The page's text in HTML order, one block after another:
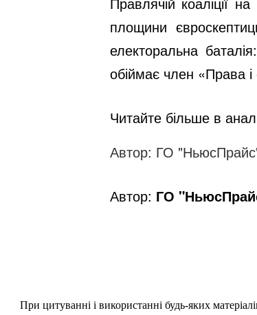
площини
електоральна
обіймає член «Права
Читайте більше в
Автор: ГО
Автор: ГО
При цитуванні і використанні будь-яких